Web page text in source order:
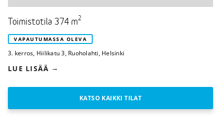
Toimistotila 374 m2
VAPAUTUMASSA OLEVA
3. kerros, Hiilikatu 3, Ruoholahti, Helsinki
LUE LISÄÄ
KATSO KAIKKI TILAT